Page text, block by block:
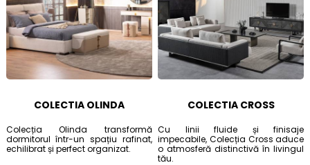
COLECTIA OLINDA
Colecția Olinda transformă
dormitorul într-un spațiu rafinat,
echilibrat și perfect organizat.
COLECTIA CROSS
Cu linii fluide și finisaje
impecabile, Colecția Cross aduce
o atmosferă distinctivă în livingul
tău.